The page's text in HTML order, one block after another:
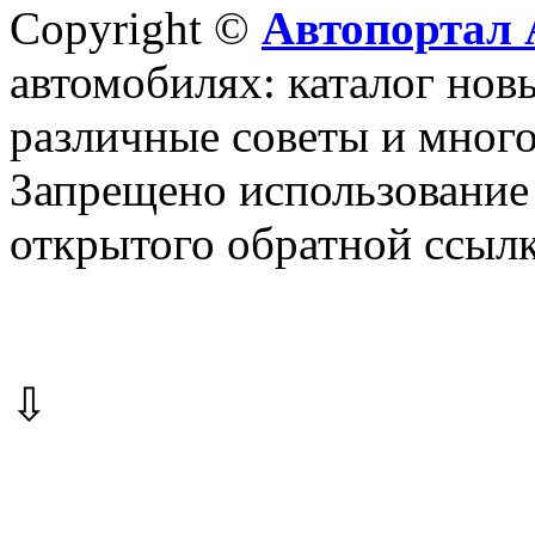
Copyright © Автопортал
автомобилях: каталог
различные советы и
Запрещено
открытого обратной
⇩